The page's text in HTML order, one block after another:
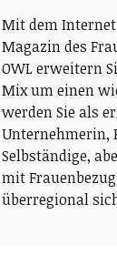
Mit dem
Magazin des
OWL erweitern
Mix um einen
werden Sie als
Unternehmerin,
Selbständige,
mit
überregional